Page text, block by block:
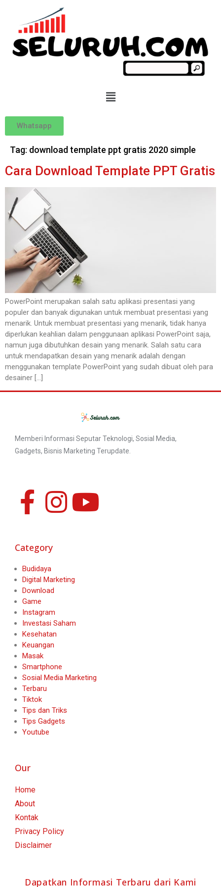
Whatsapp
Tag: download template ppt gratis 2020 simple
Cara Download Template PPT Gratis
PowerPoint merupakan salah satu aplikasi presentasi yang
populer dan banyak digunakan untuk membuat presentasi yang
menarik. Untuk membuat presentasi yang menarik, tidak hanya
diperlukan keahlian dalam penggunaan aplikasi PowerPoint saja,
namun juga dibutuhkan desain yang menarik. Salah satu cara
untuk mendapatkan desain yang menarik adalah dengan
menggunakan template PowerPoint yang sudah dibuat oleh para
desainer […]
Memberi Informasi Seputar Teknologi, Sosial Media,
Gadgets, Bisnis Marketing Terupdate.
Category
Budidaya
Digital Marketing
Download
Game
Instagram
Investasi Saham
Kesehatan
Keuangan
Masak
Smartphone
Sosial Media Marketing
Terbaru
Tiktok
Tips dan Triks
Tips Gadgets
Youtube
Our
Home
About
Kontak
Privacy Policy
Disclaimer
Dapatkan Informasi Terbaru dari Kami